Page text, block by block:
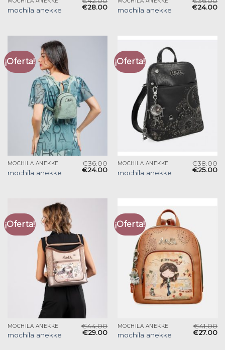
mochila anekke
€28.00 mochila anekke
€24.00
¡Oferta!
MOCHILA ANEKKE
mochila anekke
€36.00
€24.00
¡Oferta!
MOCHILA ANEKKE
mochila anekke
€38.00
€25.00
¡Oferta!
MOCHILA ANEKKE
mochila anekke
€44.00
€29.00
¡Oferta!
MOCHILA ANEKKE
mochila anekke
€41.00
€27.00